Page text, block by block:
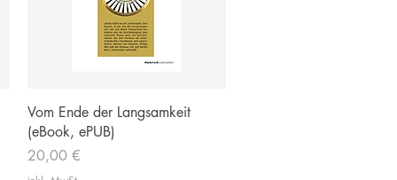
Schnellansicht
Vom Ende der Langsamkeit
(eBook, ePUB)
Preis
20,00 €